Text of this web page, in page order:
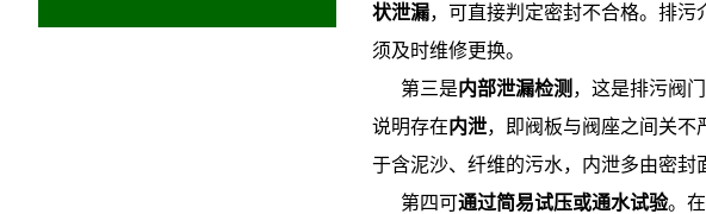
状泄漏，可直接判定密封不合格。排污
须及时维修更换。
第三是内部泄漏检测 ，这是排污阀
说明存在内泄，即阀板与阀座之间关
于含泥沙、纤维的污水，内泄多由密封
第四可通过简易试压或通水试验。